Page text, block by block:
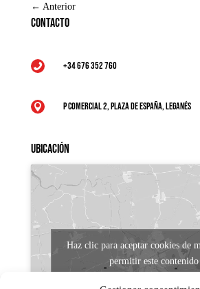
← Anterior
Contacto
 +34 676 352 760
 P Comercial 2, Plaza de España, Leganés
Ubicación
Haz clic para aceptar cookies de
permitir este contenido